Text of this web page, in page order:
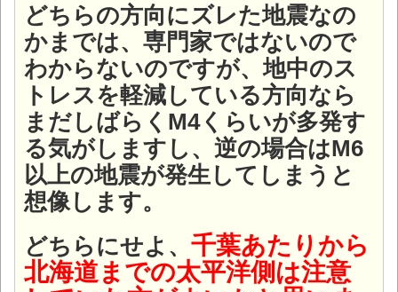
どちらの方向にズレた地震なの
かまでは、専門家ではないので
わからないのですが、地中のス
トレスを軽減している方向なら
まだしばらくM4くらいが多発す
る気がしますし、逆の場合はM6
以上の地震が発生してしまうと
想像します。
どちらにせよ、 千葉あたりから
北海道までの太平洋側は注意